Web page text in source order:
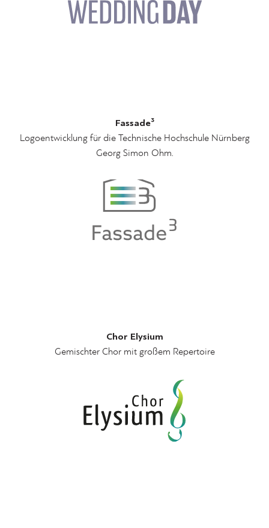
Fassade³
Logoentwicklung für die Technische Hochschule Nürnberg
Georg Simon Ohm.
Chor Elysium
Gemischter Chor mit großem Repertoire